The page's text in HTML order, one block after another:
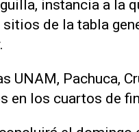
instancia a la
de la tabla
UNAM, Pachuca,
en los cuartos de